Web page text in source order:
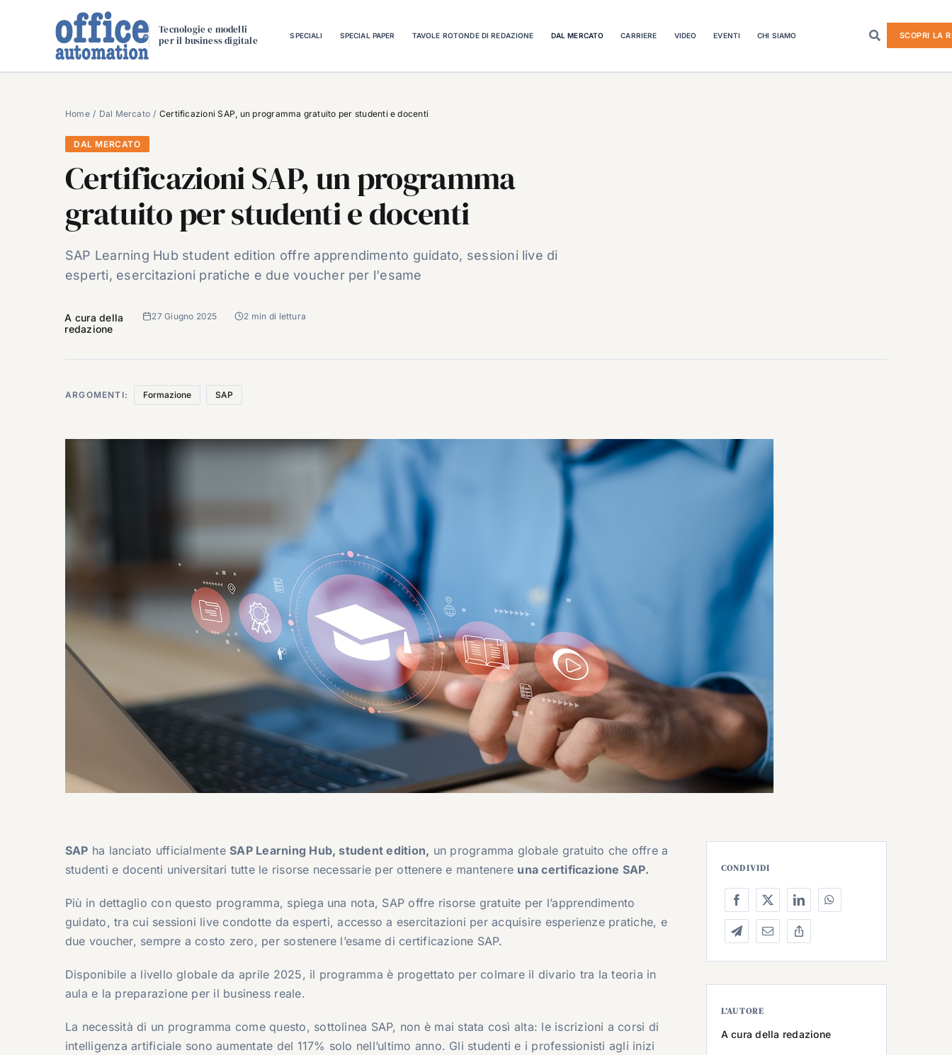
Tecnologie e modelli
per il business digitale
SPECIALI SPECIAL PAPER TAVOLE ROTONDE DI REDAZIONE DAL MERCATO CARRIERE VIDEO EVENTI CHI SIAMO SCOPRI LA
Home Dal Mercato Certificazioni SAP, un programma gratuito per studenti e docenti
DAL MERCATO
Certificazioni SAP, un programma
gratuito per studenti e docenti
SAP Learning Hub student edition offre apprendimento guidato, sessioni live di
esperti, esercitazioni pratiche e due voucher per l'esame
A cura della
redazione
27 Giugno 2025 2 min di lettura
ARGOMENTI: Formazione SAP
SAP ha lanciato ufficialmenteSAP Learning Hub, student edition, un programma globale gratuito che offre a
studenti e docenti universitari tutte le risorse necessarie per ottenere e mantenere una certificazione SAP.
Più in dettaglio con questo programma, spiega una nota, SAP offre risorse gratuite per l’apprendimento
guidato, tra cui sessioni live condotte da esperti, accesso a esercitazioni per acquisire esperienze pratiche, e
due voucher, sempre a costo zero, per sostenere l’esame di certificazione SAP.
Disponibile a livello globale da aprile 2025, il programma è progettato per colmare il divario tra la teoria in
aula e la preparazione per il business reale.
La necessità di un programma come questo, sottolinea SAP, non è mai stata così alta: le iscrizioni a corsi di
intelligenza artificiale sono aumentate del 117% solo nell’ultimo anno. Gli studenti e i professionisti agli inizi
CONDIVIDI
L’AUTORE
A cura della redazione